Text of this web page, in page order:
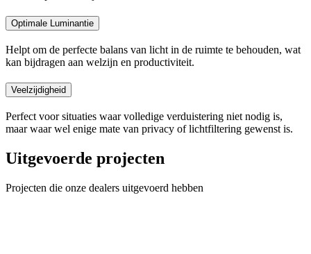
Optimale Luminantie
Helpt om de perfecte balans van licht in de ruimte te behouden, wat
kan bijdragen aan welzijn en productiviteit.
Veelzijdigheid
Perfect voor situaties waar volledige verduistering niet nodig is,
maar waar wel enige mate van privacy of lichtfiltering gewenst is.
Uitgevoerde projecten
Projecten die onze dealers uitgevoerd hebben